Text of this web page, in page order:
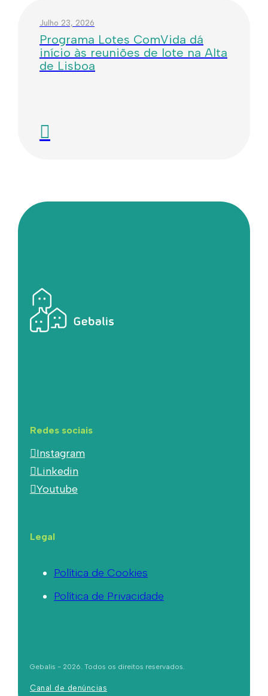
Julho 23, 2026
Programa Lotes ComVida dá
início às reuniões de lote na Alta
de Lisboa
Redes sociais
Instagram
Linkedin
Youtube
Legal
Política de Cookies
Política de Privacidade
Gebalis - 2026. Todos os direitos reservados.
Canal de denúncias